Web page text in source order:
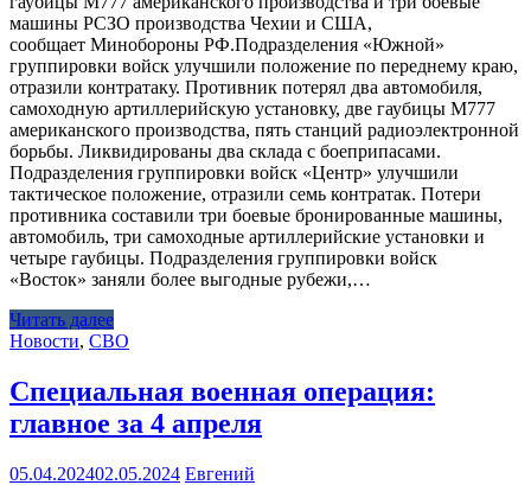
машины РСЗО производства Чехии и США,
сообщает Минобороны РФ.Подразделения «Южной»
группировки войск улучшили положение по переднему краю,
отразили контратаку. Противник потерял два автомобиля,
самоходную артиллерийскую установку, две гаубицы М777
американского производства, пять станций радиоэлектронной
борьбы. Ликвидированы два склада с боеприпасами.
Подразделения группировки войск «Центр» улучшили
тактическое положение, отразили семь контратак. Потери
противника составили три боевые бронированные машины,
автомобиль, три самоходные артиллерийские установки и
четыре гаубицы. Подразделения группировки войск
«Восток» заняли более выгодные рубежи,…
Читать далее
Новости, СВО
Специальная военная операция:
главное за 4 апреля
05.04.202402.05.2024 Евгений